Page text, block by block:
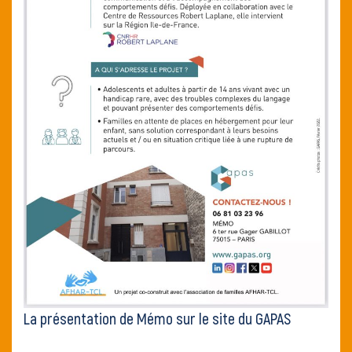
La présentation de Mémo sur le site du GAPAS